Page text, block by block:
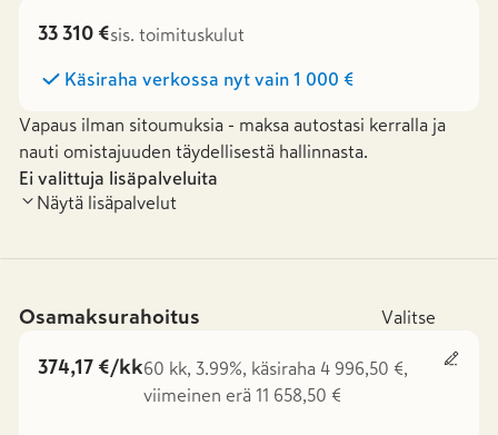
33 310 €sis. toimituskulut
Käsiraha verkossa nyt vain 1 000 €
Vapaus ilman sitoumuksia - maksa autostasi kerralla ja
nauti omistajuuden täydellisestä hallinnasta.
Ei valittuja lisäpalveluita
Näytä lisäpalvelut
Osamaksurahoitus Valitse
374,17 €/kk60 kk, 3.99%, käsiraha 4 996,50 €,
viimeinen erä 11 658,50 €